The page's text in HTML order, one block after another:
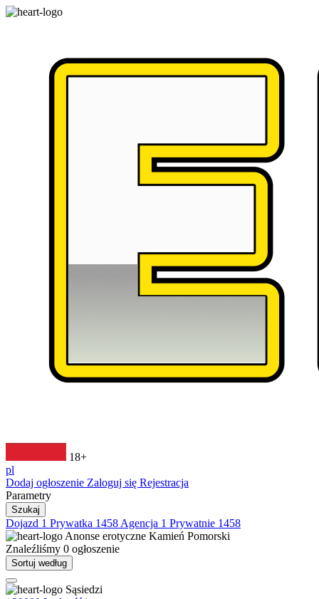
18+
pl
Dodaj ogłoszenie Zaloguj się Rejestracja
Parametry
Szukaj
Dojazd 1 Prywatka 1458 Agencja 1 Prywatnie 1458
Anonse erotyczne Kamień Pomorski
Znaleźliśmy 0 ogłoszenie
Sortuj według
Sąsiedzi